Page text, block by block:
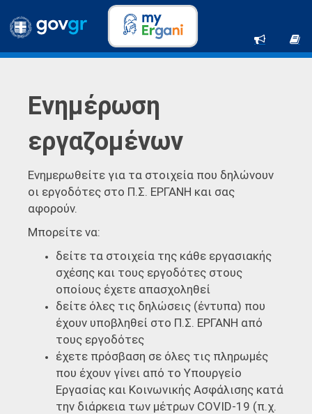
Ενημέρωση
εργαζομένων
Ενημερωθείτε για τα στοιχεία που δηλώνουν
οι εργοδότες στο Π.Σ. ΕΡΓΑΝΗ και σας
αφορούν.
Μπορείτε να:
δείτε τα στοιχεία της κάθε εργασιακής
σχέσης και τους εργοδότες στους
οποίους έχετε απασχοληθεί
δείτε όλες τις δηλώσεις (έντυπα) που
έχουν υποβληθεί στο Π.Σ. ΕΡΓΑΝΗ από
τους εργοδότες
έχετε πρόσβαση σε όλες τις πληρωμές
που έχουν γίνει από το Υπουργείο
Εργασίας και Κοινωνικής Ασφάλισης κατά
την διάρκεια των μέτρων COVID-19 (π.χ.